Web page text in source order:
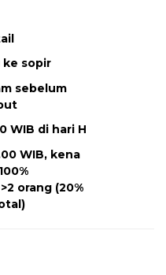
ke sopir
sebelum
WIB di hari H
WIB, kena
orang (20%